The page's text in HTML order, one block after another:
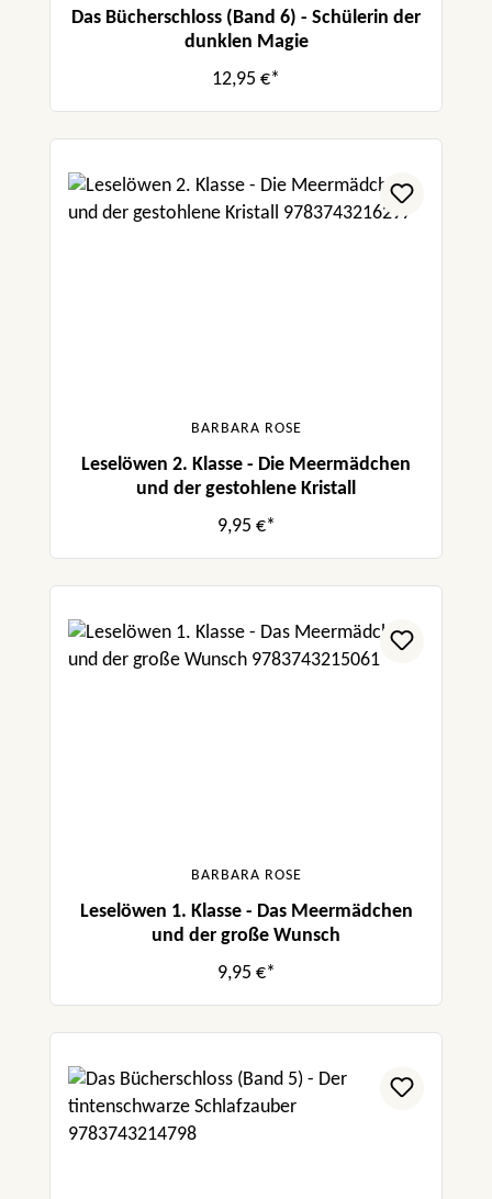
Das Bücherschloss (Band 6) - Schülerin der
dunklen Magie
12,95 €*
BARBARA ROSE
Leselöwen 2. Klasse - Die Meermädchen
und der gestohlene Kristall
9,95 €*
BARBARA ROSE
Leselöwen 1. Klasse - Das Meermädchen
und der große Wunsch
9,95 €*